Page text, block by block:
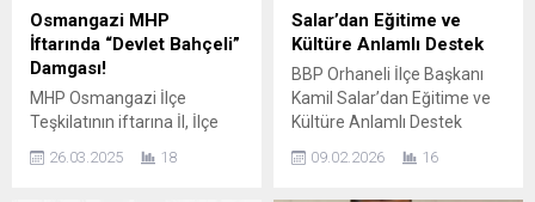
Bursa İl Başkanı Selçuk
Türkoğlu, “TÜİK, 1.18 olarak
açıkladığı Aralık ayı
enflasyon...
katıldığı etkinlikte İlçe
Başkanları, İl-İlçe
ortamda Bursa İl Başkanı
Hüseyin...
Osmangazi MHP
İftarında “Devlet Bahçeli”
Damgası!
MHP Osmangazi İlçe
Teşkilatının iftarına İl, İlçe
Türkiye KamuSen şube
26.03.2025 18
Salar’dan Eğitime ve
Kültüre Anlamlı Destek
BBP Orhaneli İlçe Başkanı
Kamil Salar’dan Eğitime ve
Kültüre Anlamlı Destek
Partisi (BBP) Orhaneli İlçe
09.02.2026 16